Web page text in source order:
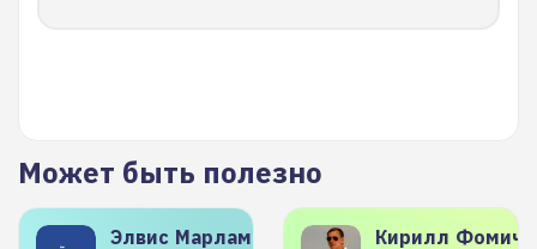
Может быть полезно
Элвис Марламов Кирилл